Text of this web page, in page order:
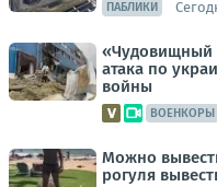
ПАБЛИКИ
«Чудовищный
атака по
войны
ВОЕНКОРЫ
Можно
рогуля